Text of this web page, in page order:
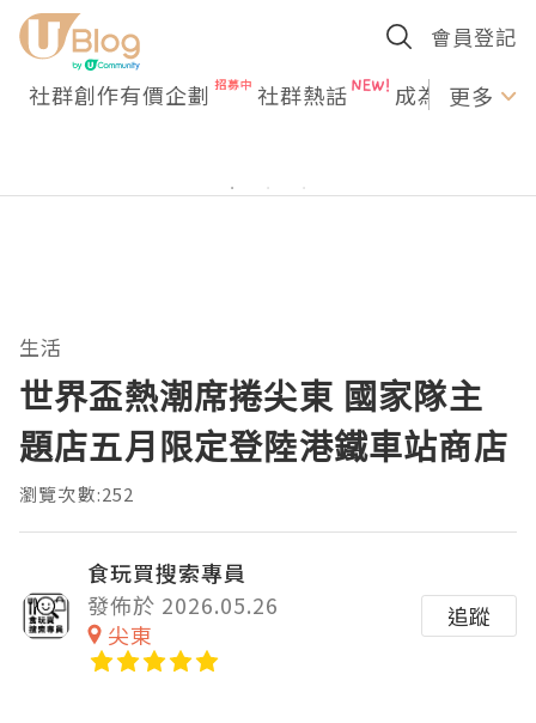
會員登記
社群創作有價企劃 社群熱話 成為U更多
生活
世界盃熱潮席捲尖東 國家隊主
題店五月限定登陸港鐵車站商店
瀏覽次數:252
食玩買搜索專員
發佈於 2026.05.26
尖東
追蹤